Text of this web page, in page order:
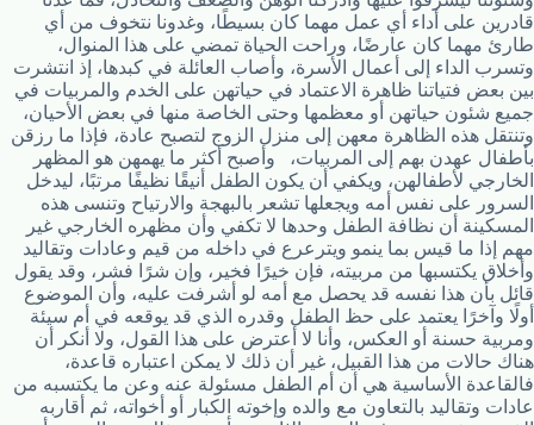
قادرين على أداء أي عمل مهما كان بسيطًا، وغدونا نتخوف من أي
طارئ مهما كان عارضًا، وراحت الحياة تمضي على هذا المنوال،
وتسرب الداء إلى أعمال الأسرة، وأصاب العائلة في كبدها، إذ انتشرت
بين بعض فتياتنا ظاهرة الاعتماد في حياتهن على الخدم والمربيات في
جميع شئون حياتهن أو معظمها وحتى الخاصة منها في بعض الأحيان،
وتنتقل هذه الظاهرة معهن إلى منزل الزوج لتصبح عادة، فإذا ما رزقن
بأطفال عهدن بهم إلى المربيات، وأصبح أكثر ما يهمهن هو المظهر
الخارجي لأطفالهن، ويكفي أن يكون الطفل أنيقًا نظيفًا مرتبًا، ليدخل
السرور على نفس أمه ويجعلها تشعر بالبهجة والارتياح وتنسى هذه
المسكينة أن نظافة الطفل وحدها لا تكفي وأن مظهره الخارجي غير
مهم إذا ما قيس بما ينمو ويترعرع في داخله من قيم وعادات وتقاليد
وأخلاق يكتسبها من مربيته، فإن خيرًا فخير، وإن شرًا فشر، وقد يقول
قائل بأن هذا نفسه قد يحصل مع أمه لو أشرفت عليه، وأن الموضوع
أولًا وآخرًا يعتمد على حظ الطفل وقدره الذي قد يوقعه في أم سيئة
ومربية حسنة أو العكس، وأنا لا أعترض على هذا القول، ولا أنكر أن
هناك حالات من هذا القبيل، غير أن ذلك لا يمكن اعتباره قاعدة،
فالقاعدة الأساسية هي أن أم الطفل مسئولة عنه وعن ما يكتسبه من
عادات وتقاليد بالتعاون مع والده وإخوته الكبار أو أخواته، ثم أقاربه